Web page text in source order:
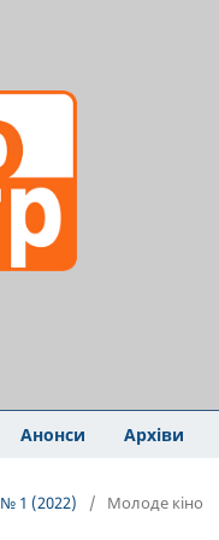
Анонси Архіви
№ 1 (2022) / Молоде кіно